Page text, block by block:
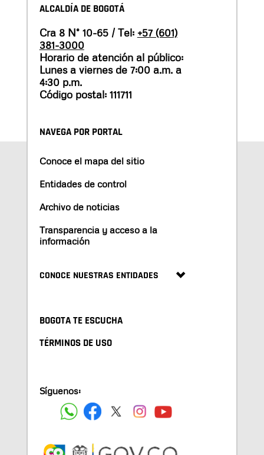
ALCALDÍA DE BOGOTÁ
Cra 8 N° 10-65 / Tel: +57 (601)
381-3000
Horario de atención al público:
Lunes a viernes de 7:00 a.m. a
4:30 p.m.
Código postal: 111711
NAVEGA POR PORTAL
Conoce el mapa del sitio
Entidades de control
Archivo de noticias
Transparencia y acceso a la
información
CONOCE NUESTRAS ENTIDADES
BOGOTA TE ESCUCHA
TÉRMINOS DE USO
Síguenos: